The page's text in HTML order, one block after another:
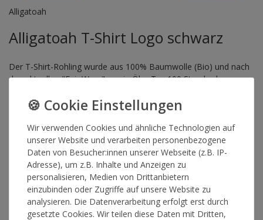
Alligatoah
Alligatoah T-Shirt Logo schwarz
Der T-Shirt-Rohling wurde aus 100% Baumwolle (Bio) und nach
den aktuellen "Fair Wear" sowie Öko-Tex 100 Standards
GRÖSSE
29,90 €*
Wir verwenden Cookies und ähnliche Technologien auf
unserer Website und verarbeiten personenbezogene
Daten von Besucher:innen unserer Webseite (z.B. IP-
Adresse), um z.B. Inhalte und Anzeigen zu
personalisieren, Medien von Drittanbietern
einzubinden oder Zugriffe auf unsere Website zu
analysieren. Die Datenverarbeitung erfolgt erst durch
gesetzte Cookies. Wir teilen diese Daten mit Dritten,